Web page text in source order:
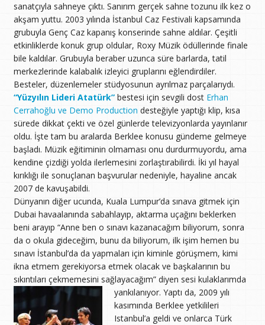
sanatçıyla sahneye çıktı. Sanırım gerçek sahne tozunu ilk kez o
akşam yuttu. 2003 yılında İstanbul Caz Festivali kapsamında
grubuyla Genç Caz kapanış konserinde sahne aldılar. Çeşitli
etkinliklerde konuk grup oldular, Roxy Müzik ödüllerinde finale
bile kaldılar. Grubuyla beraber uzunca süre barlarda, tatil
merkezlerinde kalabalık izleyici gruplarını eğlendirdiler.
Besteler, düzenlemeler stüdyosunun ayrılmaz parçalarıydı.
“Yüzyılın Lideri Atatürk”bestesi için sevgili dost Erhan
Cerrahoğlu ve Demo Production desteğiyle yaptığı klip, kısa
sürede dikkat çekti ve özel günlerde televizyonlarda yayınlanır
oldu. İşte tam bu aralarda Berklee konusu gündeme gelmeye
başladı. Müzik eğitiminin olmaması onu durdurmuyordu, ama
kendine çizdiği yolda ilerlemesini zorlaştırabilirdi. İki yıl hayal
kırıklığı ile sonuçlanan başvurular nedeniyle, hayaline ancak
2007 de kavuşabildi.
Dünyanın diğer ucunda, Kuala Lumpur’da sınava gitmek için
Dubai havaalanında sabahlayıp, aktarma uçağını beklerken
beni arayıp “Anne ben o sınavı kazanacağım biliyorum, sonra
da o okula gideceğim, bunu da biliyorum, ilk işim hemen bu
sınavı İstanbul’da da yapmaları için kiminle görüşmem, kimi
ikna etmem gerekiyorsa etmek olacak ve başkalarının bu
sıkıntıları çekmemesini sağlayacağım” diyen sesi kulaklarımda
yankılanıyor. Yaptı da, 2009 yılı
kasımında Berklee yetkilileri
Istanbul’a geldi ve onlarca Türk